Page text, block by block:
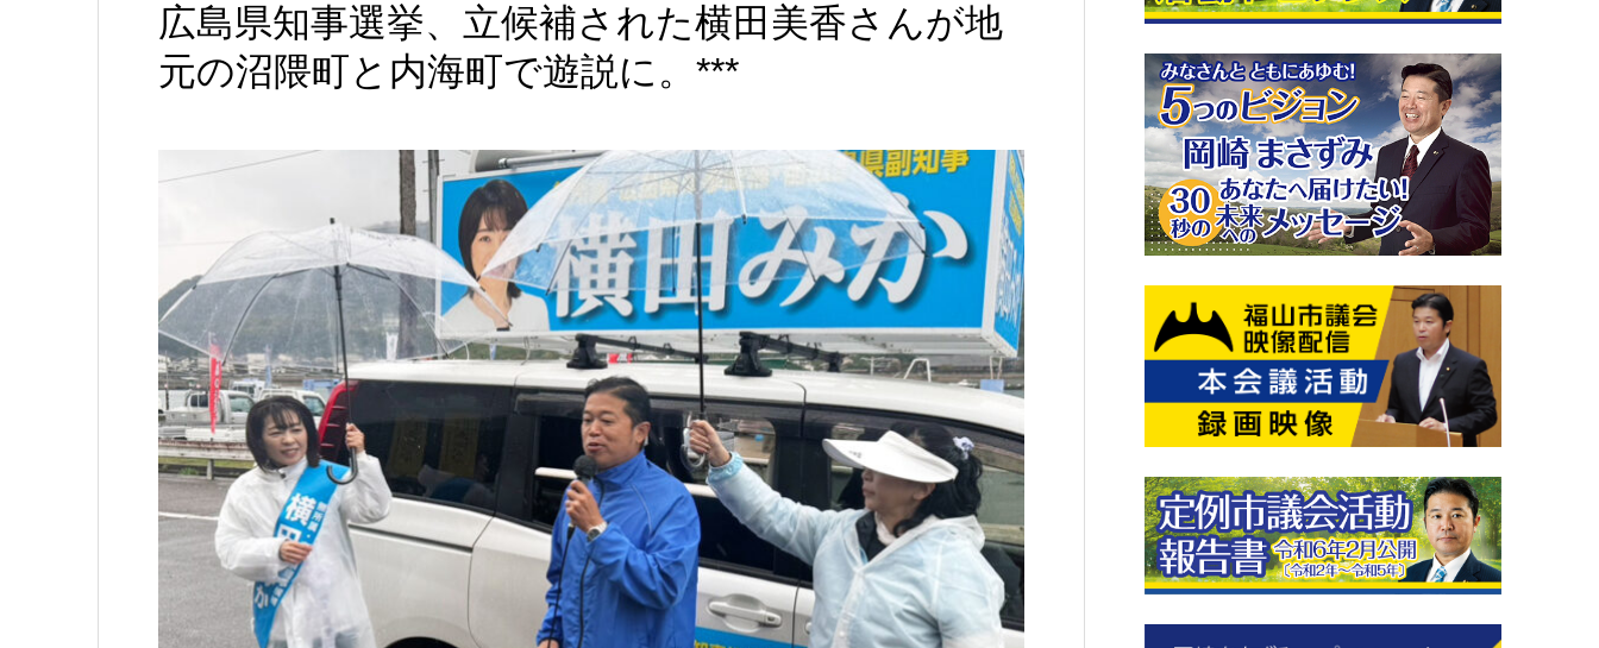
広島県知事選挙、立候補された横田美香さんが地
元の沼隈町と内海町で遊説に。***